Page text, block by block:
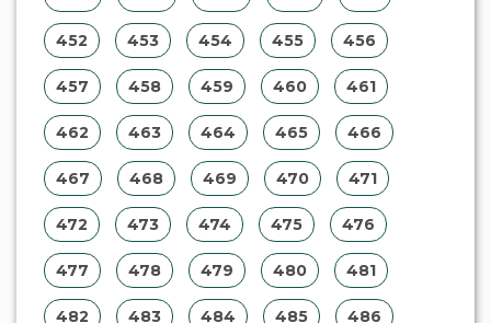
452 453 454 455 456
457 458 459 460 461
462 463 464 465 466
467 468 469 470 471
472 473 474 475 476
477 478 479 480 481
482 483 484 485 486